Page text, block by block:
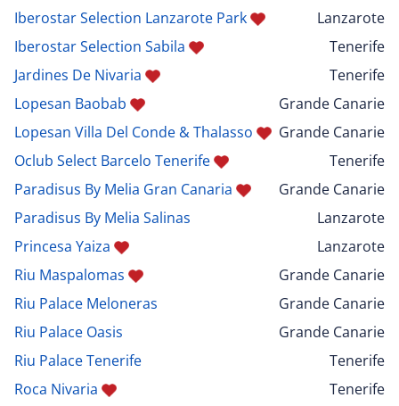
Iberostar Selection Lanzarote Park
Lanzarote
Iberostar Selection Sabila
Tenerife
Jardines De Nivaria
Tenerife
Lopesan Baobab
Grande Canarie
Lopesan Villa Del Conde & Thalasso
Grande Canarie
Oclub Select Barcelo Tenerife
Tenerife
Paradisus By Melia Gran Canaria
Grande Canarie
Paradisus By Melia Salinas
Lanzarote
Princesa Yaiza
Lanzarote
Riu Maspalomas
Grande Canarie
Riu Palace Meloneras
Grande Canarie
Riu Palace Oasis
Grande Canarie
Riu Palace Tenerife
Tenerife
Roca Nivaria
Tenerife